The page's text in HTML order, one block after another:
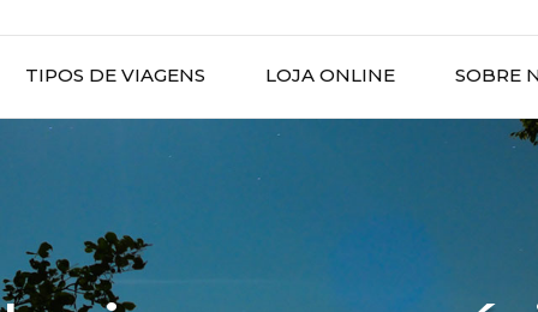
TIPOS DE VIAGENS LOJA ONLINE SOBRE